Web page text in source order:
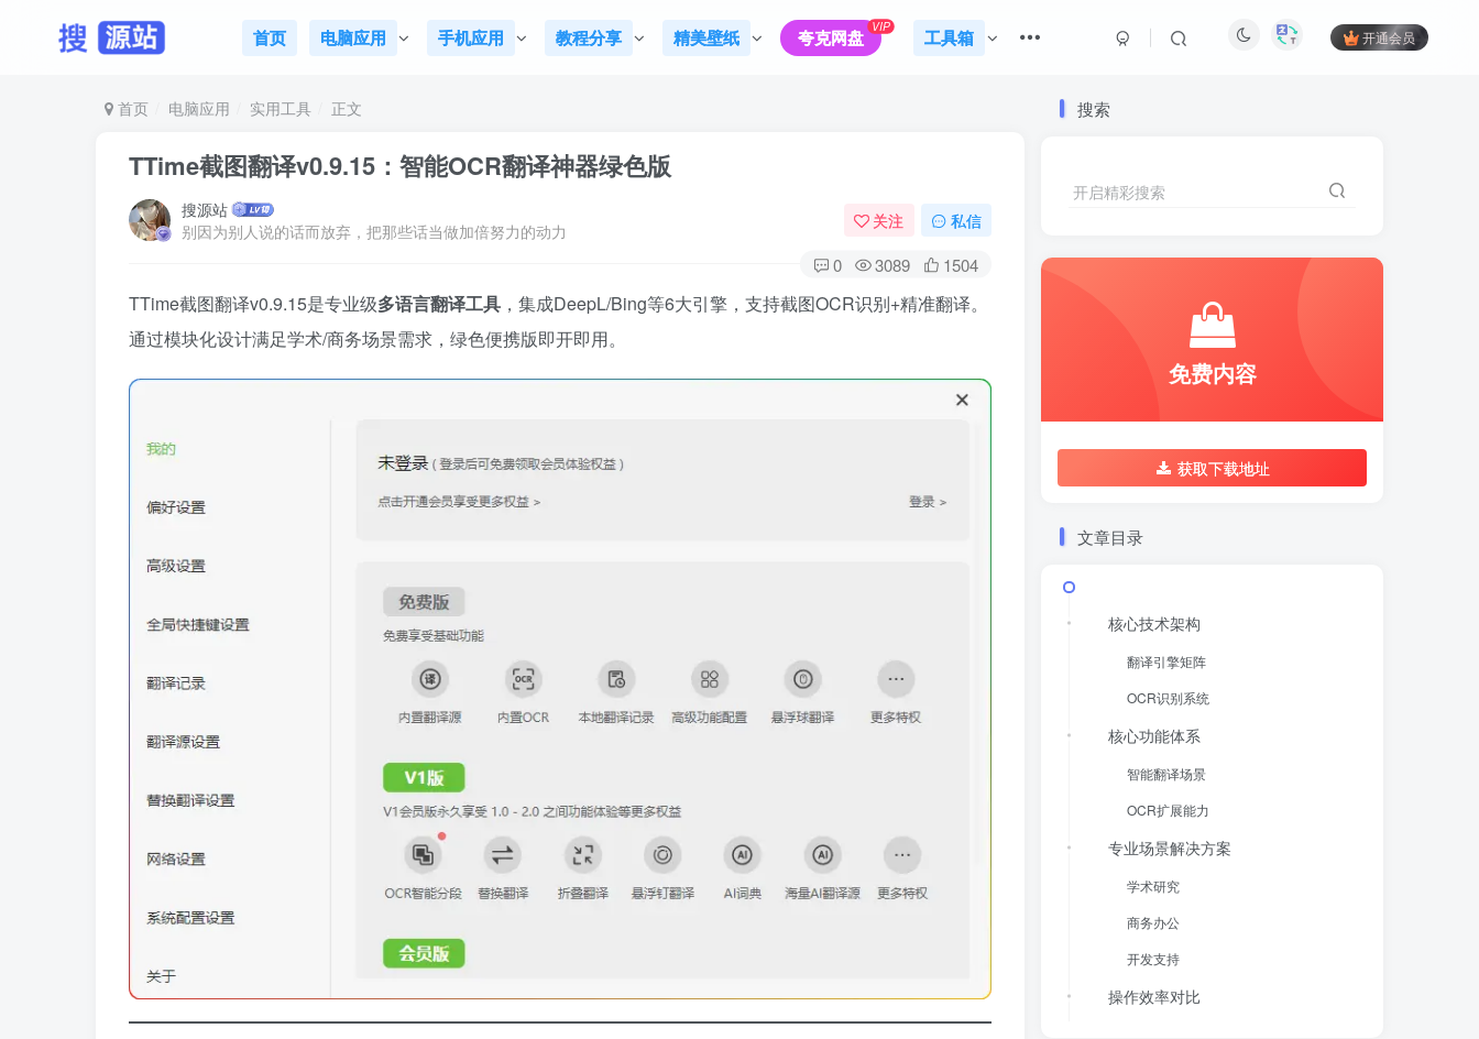
首页 电脑应用 手机应用 教程分享 精美壁纸 夸克网盘 VIP 工具箱 开通会员
首页 电脑应用 实用工具 正文
TTime截图翻译v0.9.15：智能OCR翻译神器绿色版
搜源站
别因为别人说的话而放弃，把那些话当做加倍努力的动力
关注 私信
0 3089 1504
TTime截图翻译v0.9.15是专业级多语言翻译工具 ，集成DeepL/Bing等6大引擎，支持截图OCR识别+精准翻译。
通过模块化设计满足学术/商务场景需求，绿色便携版即开即用。
搜索
开启精彩搜索
免费内容
获取下载地址
文章目录
核心技术架构
翻译引擎矩阵
OCR识别系统
核心功能体系
智能翻译场景
OCR扩展能力
专业场景解决方案
学术研究
商务办公
开发支持
操作效率对比